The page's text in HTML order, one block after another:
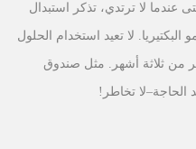
عندما لا ترتدي، تذكر استبدال
البكتيريا. لا تعيد استخدام الحلول
من ثلاثة أشهر. مثل صندوق
الحاجة–لا تخاطر!